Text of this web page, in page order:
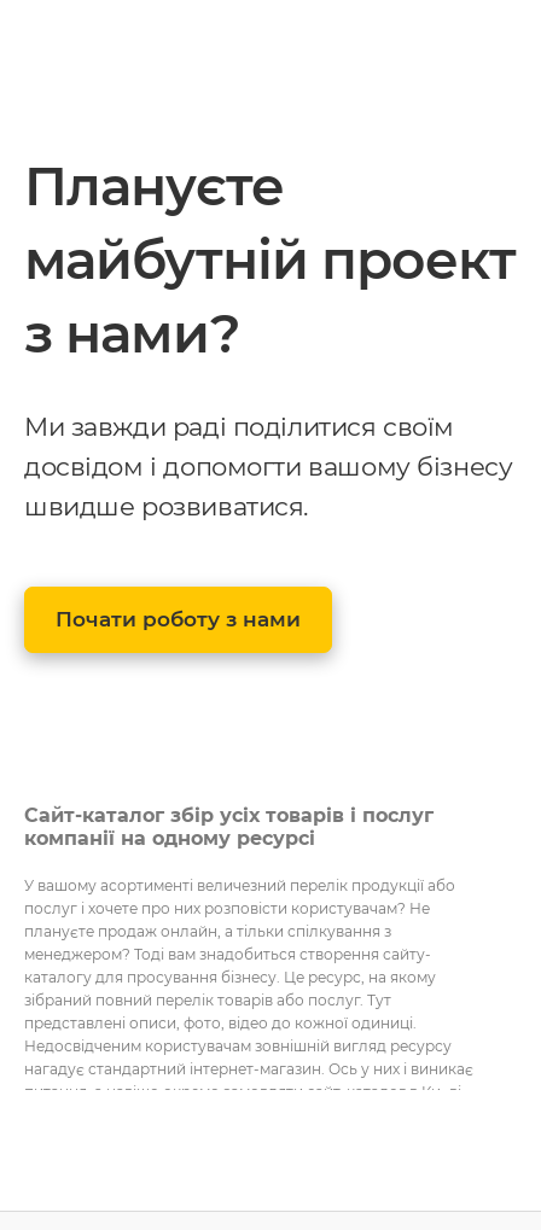
Плануєте
майбутній проект
з нами?
Ми завжди раді поділитися своїм
досвідом і допомогти вашому бізнесу
швидше розвиватися.
Почати роботу з нами
Сайт-каталог збір усіх товарів і послуг
компанії на одному ресурсі
У вашому асортименті величезний перелік продукції або
послуг і хочете про них розповісти користувачам? Не
плануєте продаж онлайн, а тільки спілкування з
менеджером? Тоді вам знадобиться створення сайту-
каталогу для просування бізнесу. Це ресурс, на якому
зібраний повний перелік товарів або послуг. Тут
представлені описи, фото, відео до кожної одиниці.
Недосвідченим користувачам зовнішній вигляд ресурсу
нагадує стандартний інтернет-магазин. Ось у них і виникає
питання, а навіщо окремо замовляти сайт-каталог в Києві,